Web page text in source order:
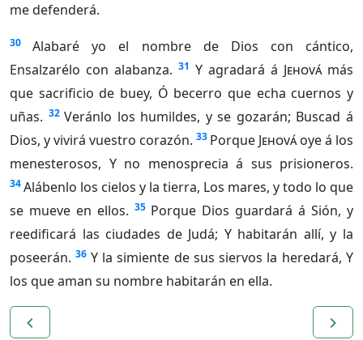
me defenderá.
30
Alabaré yo el nombre de Dios con cántico,
Ensalzarélo con alabanza. 31 Y agradará á Jehovámás
que sacrificio de buey, Ó becerro que echa cuernos y
uñas. 32 Veránlo los humildes, y se gozarán; Buscad á
Dios, y vivirá vuestro corazón. 33 Porque Jehováoye á los
menesterosos, Y no menosprecia á sus prisioneros.
34Alábenlo los cielos y la tierra, Los mares, y todo lo que
se mueve en ellos. 35 Porque Dios guardará á Sión, y
reedificará las ciudades de Judá; Y habitarán allí, y la
poseerán. 36 Y la simiente de sus siervos la heredará, Y
los que aman su nombre habitarán en ella.
navigate_before navigate_next